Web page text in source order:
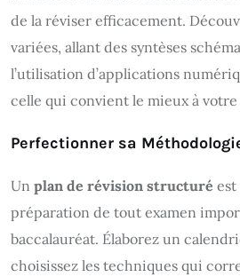
de la réviser efficacement.
variées, allant des syntèses
l’utilisation d’applications
celle qui convient le mieux à votre
Perfectionner sa
Un plan de révision structuré
préparation de tout examen
baccalauréat. Élaborez un
choisissez les techniques qui